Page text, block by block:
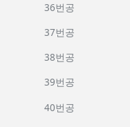
36번공
37번공
38번공
39번공
40번공